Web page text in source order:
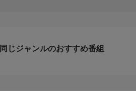
同じジャンルのおすすめ番組